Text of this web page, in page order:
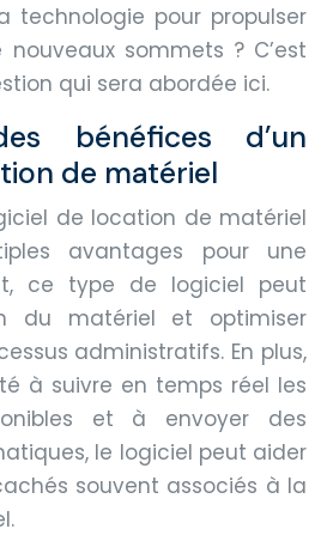
technologie pour propulser
nouveaux sommets ? C’est
qui sera abordée ici.
bénéfices d’un
de matériel
de location de matériel
avantages pour une
ce type de logiciel peut
du matériel et optimiser
administratifs. En plus,
à suivre en temps réel les
et à envoyer des
le logiciel peut aider
souvent associés à la